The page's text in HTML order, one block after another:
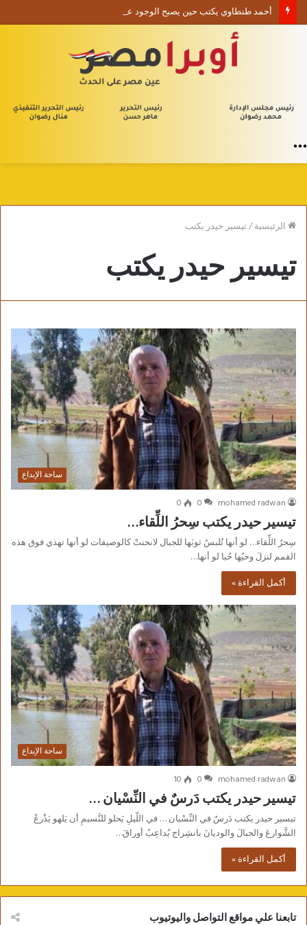
أحمد طنطاوي يكتب حين يصبح الوجود علامة استفهام
الرئيسية/تيسير حيدر يكتب
تيسير حيدر يكتب
ساحة الإبداع
mohamed radwan
0
0
تيسير حيدر يكتب سِحرُ اللِّقاء…
سِحرُ اللِّقاء… لو أنها تُلبسُ ثوبَها للجبال لانحنتْ كالوصيفات لو أنها تهذي فوق هذه
القمم لنزلَ وحيُها حُبا لو أنها…
أكمل القراءة »
ساحة الإبداع
mohamed radwan
0
10
تيسير حيدر يكتب دَرسٌ في النِّسْيان …
تيسير حيدر يكتب دَرسٌ في النِّسْيان … في اللّيلِ يَحلو للنَّسيمِ أن يَلهو يَذْرعُ
الشَّوارعَ والجبالَ والوديانَ بانشِراح يُداعِبُ أوراقَ…
أكمل القراءة »
تابعنا علي مواقع التواصل واليوتيوب